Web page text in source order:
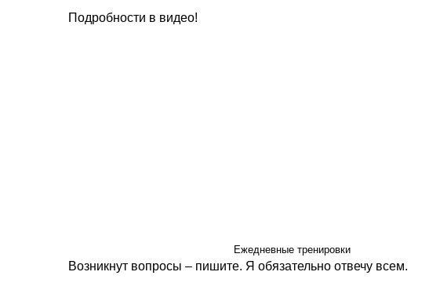
Подробности в видео!
Ежедневные тренировки
Возникнут вопросы – пишите. Я обязательно отвечу всем.